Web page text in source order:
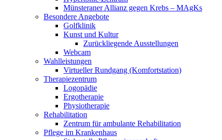
Münsteraner Allianz gegen Krebs – MAgKs
Besondere Angebote
Golfklinik
Kunst und Kultur
Zurückliegende Ausstellungen
Webcam
Wahlleistungen
Virtueller Rundgang (Komfortstation)
Therapiezentrum
Logopädie
Ergotherapie
Physiotherapie
Rehabilitation
Zentrum für ambulante Rehabilitation
Pflege im Krankenhaus